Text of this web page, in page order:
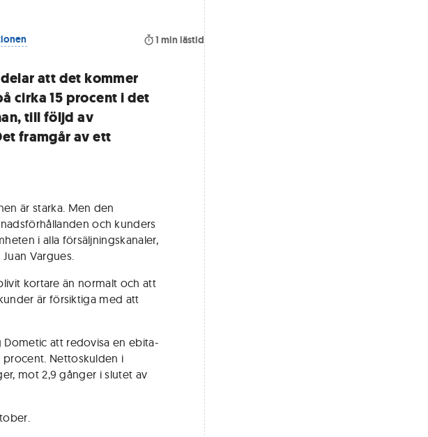
1 min lästid
att det kommer
cirka 15 procent i det
till följd av
framgår av ett
är starka. Men den
och kunders
i alla försäljningskanaler,
Vargues.
kortare än normalt och att
är försiktiga med att
att redovisa en ebita-
Nettoskulden i
mot 2,9 gånger i slutet av